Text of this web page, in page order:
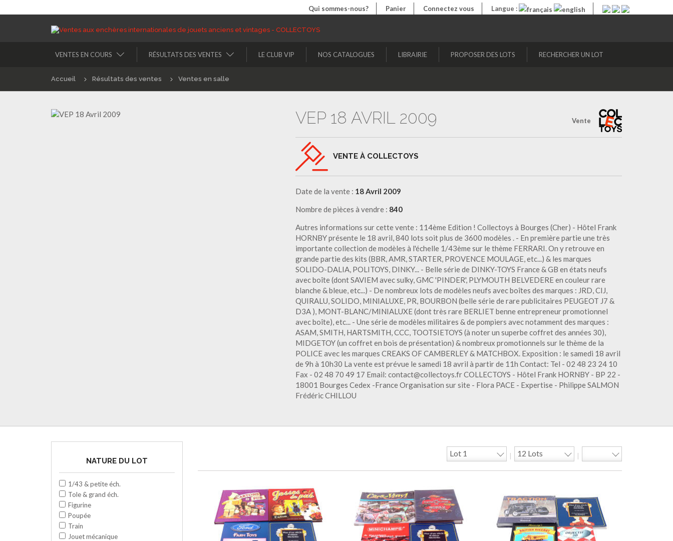
Qui sommes-nous? Panier Connectez vous Langue :
VENTES EN COURS RÉSULTATS DES VENTES LE CLUB VIP NOS CATALOGUES LIBRAIRIE PROPOSER DES LOTS RECHERCHER UN LOT
Accueil Résultats des ventes Ventes en salle
Vente
VEP 18 AVRIL 2009
VENTE À COLLECTOYS
Date de la vente : 18 Avril 2009
Nombre de pièces à vendre : 840
Autres informations sur cette vente : 114ème Edition ! Collectoys à Bourges (Cher) - Hôtel Frank
HORNBY présente le 18 avril, 840 lots soit plus de 3600 modèles . - En première partie une très
importante collection de modèles à l'échelle 1/43ème sur le thème FERRARI. On y retrouve en
grande partie des kits (BBR, AMR, STARTER, PROVENCE MOULAGE, etc...) & les marques
SOLIDO-DALIA, POLITOYS, DINKY... - Belle série de DINKY-TOYS France & GB en états neufs
avec boîte (dont SAVIEM avec sulky, GMC 'PINDER', PLYMOUTH BELVEDERE en couleur rare
blanche & bleue, etc...) - De nombreux lots de modèles neufs avec boîtes des marques : JRD, CIJ,
QUIRALU, SOLIDO, MINIALUXE, PR, BOURBON (belle série de rare publicitaires PEUGEOT J7 &
D3A ), MONT-BLANC/MINIALUXE (dont très rare BERLIET benne entrepreneur promotionnel
avec boîte), etc... - Une série de modèles militaires & de pompiers avec notamment des marques :
ASAM, SMITH, HARTSMITH, CCC, TOOTSIETOYS (à noter un superbe coffret des années 30),
MIDGETOY (un coffret en bois de présentation) & nombreux promotionnels sur le thème de la
POLICE avec les marques CREAKS OF CAMBERLEY & MATCHBOX. Exposition : le samedi 18 avril
de 9h à 10h30 La vente est prévue le samedi 18 avril à partir de 11h Contact: Tel - 02 48 23 24 10
Fax - 02 48 70 49 17 Email: contact@collectoys.fr COLLECTOYS - Hôtel Frank HORNBY - BP 22 -
18001 Bourges Cedex -France Organisation sur site - Flora PACE - Expertise - Philippe SALMON
Frédéric CHILLOU
NATURE DU LOT
1/43 & petite éch.
Tole & grand éch.
Figurine
Poupée
Train
Jouet mécanique